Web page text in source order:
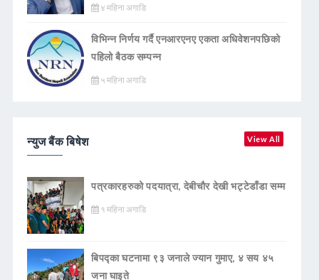
४ महिना अगाडि
विभिन्न निर्णय गर्दै एनआरएनए एकता अधिवेशनपछिको
पहिलो बैठक सम्पन्न
५ महिना अगाडि
न्युज बैंक बिषेश View All
पत्रकारहरुको पदयात्रा, देबीचौर देखी भट्टेडाँडा सम्म
१ महिना अगाडि
बिपद्का घटनामा ९३ जनाले ज्यान गुमाए, ४ सय ४५
जना घाइते